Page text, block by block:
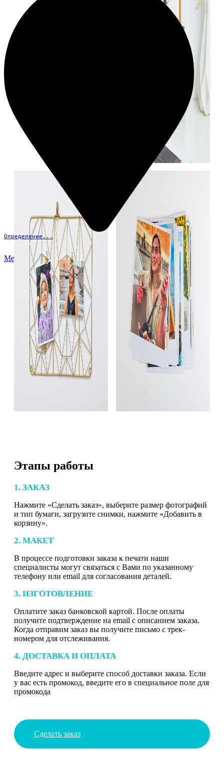
Определение...
Меню
Этапы работы
1. ЗАКАЗ
Нажмите «Сделать заказ», выберите размер фотографий
и тип бумаги, загрузите снимки, нажмите «Добавить в
корзину».
2. МАКЕТ
В процессе подготовки заказа к печати наши
специалисты могут связаться с Вами по указанному
телефону или email для согласования деталей.
3. ИЗГОТОВЛЕНИЕ
Оплатите заказ банковской картой. После оплаты
получите подтверждение на email с описанием заказа.
Когда отправим заказ вы получите письмо с трек-
номером для отслеживания.
4. ДОСТАВКА И ОПЛАТА
Введите адрес и выберите способ доставки заказа. Если
у вас есть промокод, введите его в специальное поле для
промокода
Сделать заказ